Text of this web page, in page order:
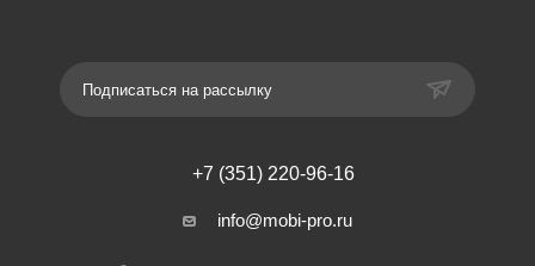
Подписаться на рассылку
+7 (351) 220-96-16
info@mobi-pro.ru